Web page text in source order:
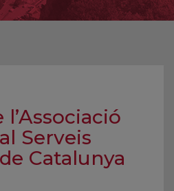
Serveis
Catalunya